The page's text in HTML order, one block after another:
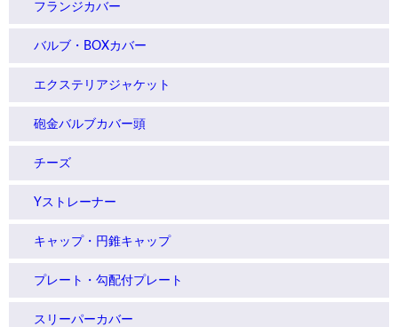
フランジカバー
バルブ・BOXカバー
エクステリアジャケット
砲金バルブカバー頭
チーズ
Yストレーナー
キャップ・円錐キャップ
プレート・勾配付プレート
スリーパーカバー